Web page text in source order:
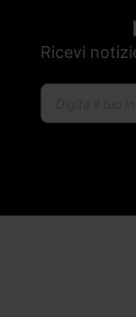
Ricevi